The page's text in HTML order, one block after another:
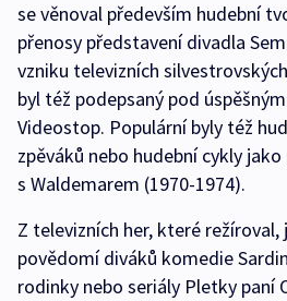
se věnoval především hudební
přenosy představení divadla
vzniku televizních
byl též podepsaný pod
Videostop. Populární byly též
zpěváků nebo hudební cykly
s Waldemarem (1970-1974).
Z televizních her, které režíroval,
povědomí diváků komedie
rodinky nebo seriály Pletky paní